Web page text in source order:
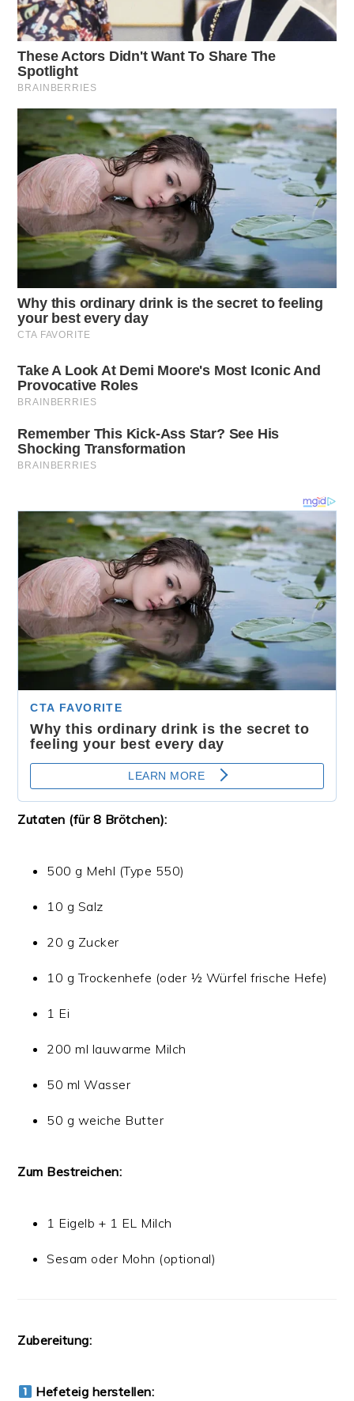
Zutaten (für 8 Brötchen):
500 g Mehl (Type 550)
10 g Salz
20 g Zucker
10 g Trockenhefe (oder ½ Würfel frische Hefe)
1 Ei
200 ml lauwarme Milch
50 ml Wasser
50 g weiche Butter
Zum Bestreichen:
1 Eigelb + 1 EL Milch
Sesam oder Mohn (optional)
Zubereitung:
Hefeteig herstellen: